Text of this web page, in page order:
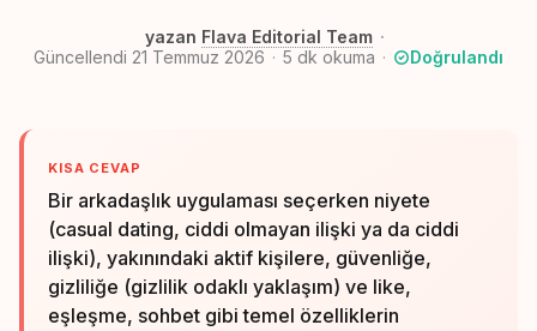
yazan Flava Editorial Team
Güncellendi 21 Temmuz 2026
5 dk okuma Doğrulandı
KISA CEVAP
Bir arkadaşlık uygulaması seçerken niyete
(casual dating, ciddi olmayan ilişki ya da ciddi
ilişki), yakınındaki aktif kişilere, güvenliğe,
gizliliğe (gizlilik odaklı yaklaşım) ve like,
eşleşme, sohbet gibi temel özelliklerin